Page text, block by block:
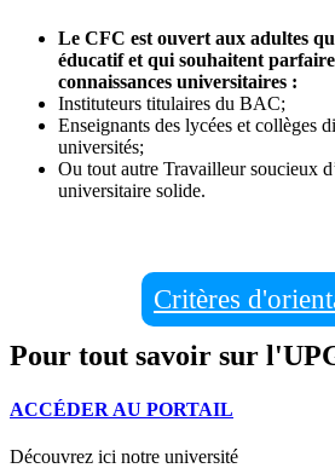
Le CFC est ouvert aux adultes
éducatif et qui souhaitent
connaissances universitaires :
Instituteurs titulaires du BAC;
Enseignants des lycées et collèges
universités;
Ou tout autre Travailleur soucieux
universitaire solide.
Critères
Pour tout savoir sur
ACCÉDER AU PORTAIL
Découvrez ici notre université